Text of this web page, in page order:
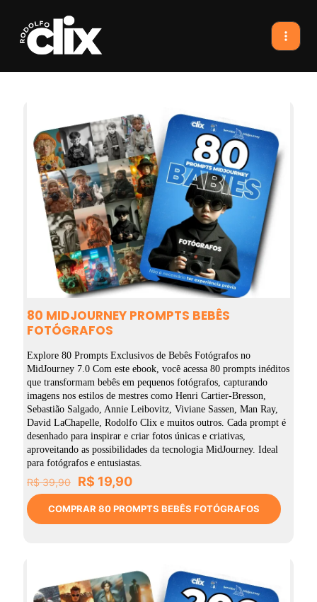
80 MIDJOURNEY PROMPTS BEBÊS
FOTÓGRAFOS
Explore 80 Prompts Exclusivos de Bebês Fotógrafos no
MidJourney 7.0 Com este ebook, você acessa 80 prompts inéditos
que transformam bebês em pequenos fotógrafos, capturando
imagens nos estilos de mestres como Henri Cartier-Bresson,
Sebastião Salgado, Annie Leibovitz, Viviane Sassen, Man Ray,
David LaChapelle, Rodolfo Clix e muitos outros. Cada prompt é
desenhado para inspirar e criar fotos únicas e criativas,
aproveitando as possibilidades da tecnologia MidJourney. Ideal
para fotógrafos e entusiastas.
R$39,90
O
preço
original
era:
R$ 19,90O
preço
atual
é:
COMPRAR 80 PROMPTS BEBÊS FOTÓGRAFOS